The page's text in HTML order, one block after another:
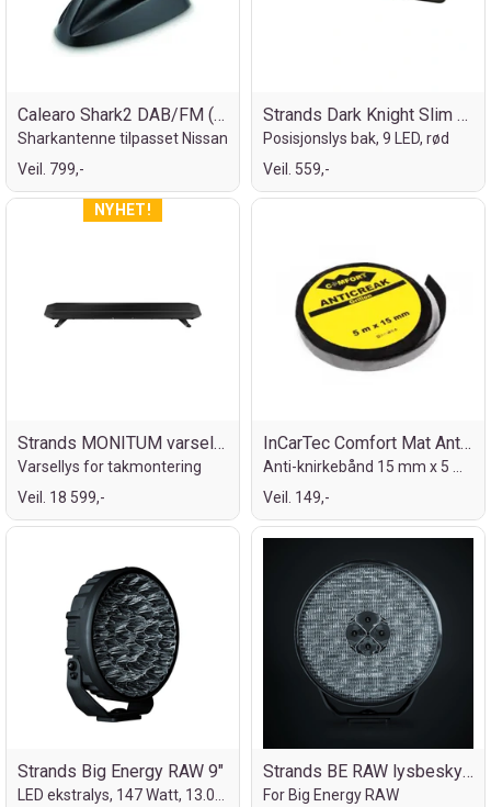
Calearo Shark2 DAB/FM (Fakra)
Sharkantenne tilpasset Nissan
Veil. 799,-
Strands Dark Knight Slim bakre possisjon
Posisjonslys bak, 9 LED, rød
Veil. 559,-
Strands MONITUM varsellys 120 cm
Varsellys for takmontering
Veil. 18 599,-
InCarTec Comfort Mat Anti-knirkebånd
Veil. 149,-
Strands Big Energy RAW 9" Strands BE RAW lysbeskyttelse klar 9"
For Big Energy RAW